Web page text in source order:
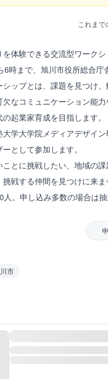
これま
を体験できる交流型ワーク
6時まで、旭川市役所総合庁
ップとは、課題を見つけ
欠なコミュニケーション能
起業家育成を目指します。
学大学院メディアデザイ
として参加します。
ことに挑戦したい、地域の
戦する仲間を見つけに来ま
。申し込み多数の場合は
市